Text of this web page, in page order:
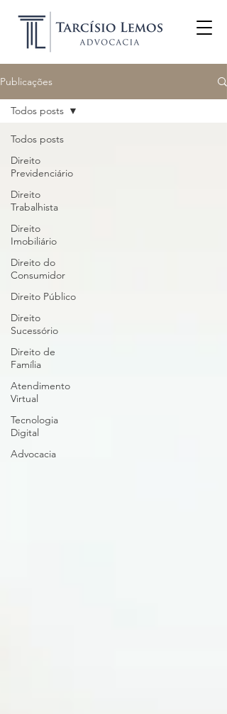
Publicações
Todos posts
Direito
Previdenciário
Direito
Trabalhista
Direito
Imobiliário
Direito do
Consumidor
Direito Público
Direito
Sucessório
Direito de
Família
Atendimento
Virtual
Tecnologia
Digital
Advocacia
Todos posts